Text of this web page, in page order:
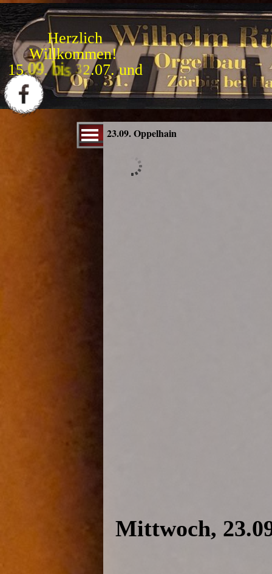
Direkt zum Seiteninhalt
Herzlich
Willkommen!
15.09. bis 31.10.
Menü überspringen23.09. Oppelhain
Mittwoch,